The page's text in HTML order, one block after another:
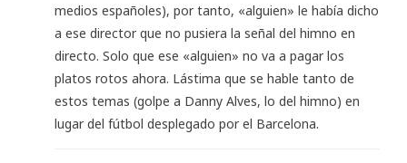
medios españoles), por tanto, «alguien» le había dicho
a ese director que no pusiera la señal del himno en
directo. Solo que ese «alguien» no va a pagar los
platos rotos ahora. Lástima que se hable tanto de
estos temas (golpe a Danny Alves, lo del himno) en
lugar del fútbol desplegado por el Barcelona.